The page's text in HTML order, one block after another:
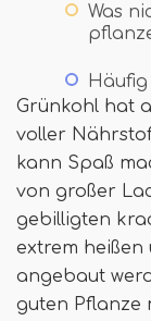
Was
Grünkohl hat
voller
kann Spaß
von großer
gebilligten
extrem
angebaut
guten Pflanze